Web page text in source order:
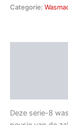
Categorie:
Deze serie-8